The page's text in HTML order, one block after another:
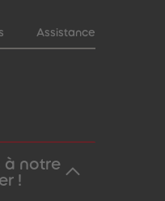
navigationAssistance
à notre
!